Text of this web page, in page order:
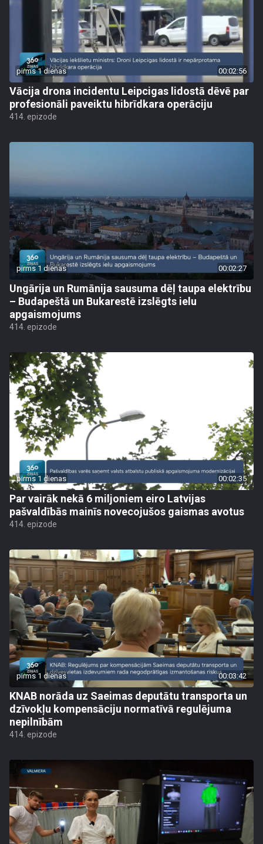
pirms 1 dienas 00:02:56
Vācija drona incidentu Leipcigas lidostā dēvē par
profesionāli paveiktu hibrīdkara operāciju
414. epizode
pirms 1 dienas 00:02:27
Ungārija un Rumānija sausuma dēļ taupa elektrību
– Budapeštā un Bukarestē izslēgts ielu
apgaismojums
414. epizode
pirms 1 dienas 00:02:35
Par vairāk nekā 6 miljoniem eiro Latvijas
pašvaldībās mainīs novecojušos gaismas avotus
414. epizode
pirms 1 dienas 00:03:42
KNAB norāda uz Saeimas deputātu transporta un
dzīvokļu kompensāciju normatīvā regulējuma
nepilnībām
414. epizode